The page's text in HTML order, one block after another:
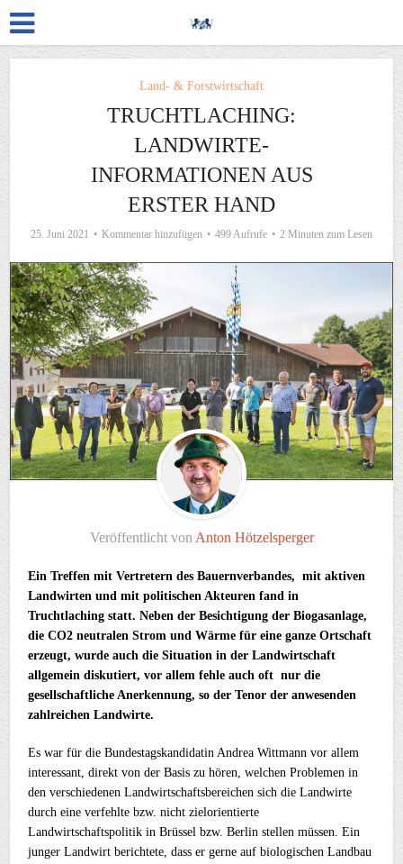
Land- & Forstwirtschaft
TRUCHTLACHING:
LANDWIRTE-
INFORMATIONEN AUS
ERSTER HAND
25. Juni 2021 Kommentar hinzufügen 499 Aufrufe 2 Minuten zum Lesen
Veröffentlicht von Anton Hötzelsperger
Ein Treffen mit Vertretern des Bauernverbandes, mit aktiven
Landwirten und mit politischen Akteuren fand in
Truchtlaching statt. Neben der Besichtigung der Biogasanlage,
die CO2 neutralen Strom und Wärme für eine ganze Ortschaft
erzeugt, wurde auch die Situation in der Landwirtschaft
allgemein diskutiert, vor allem fehle auch oft nur die
gesellschaftliche Anerkennung, so der Tenor der anwesenden
zahlreichen Landwirte.
Es war für die Bundestagskandidatin Andrea Wittmann vor allem
interessant, direkt von der Basis zu hören, welchen Problemen in
den verschiedenen Landwirtschaftsbereichen sich die Landwirte
durch eine verfehlte bzw. nicht zielorientierte
Landwirtschaftspolitik in Brüssel bzw. Berlin stellen müssen. Ein
junger Landwirt berichtete, dass er gerne auf biologischen Landbau